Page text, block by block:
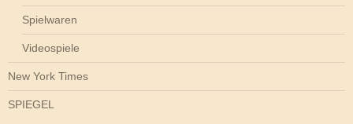
Spielwaren
Videospiele
New York Times
SPIEGEL